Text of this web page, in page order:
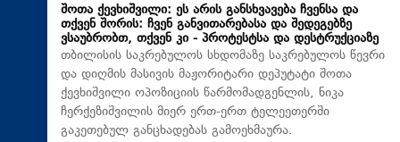
შოთა ქევხიშვილი: ეს არის განსხვავება ჩვენსა და
თქვენ შორის: ჩვენ განვითარებასა და შედეგებზე
ვსაუბრობთ, თქვენ კი - პროტესტსა და დესტრუქციაზე
თბილისის საკრებულოს სხდომაზე საკრებულოს წევრი
და დიღმის მასივის მაჟორიტარი დეპუტატი შოთა
ქევხიშვილი ოპოზიციის წარმომადგენლის, ნიკა
ჩერქეზიშვილის მიერ ერთ-ერთ ტელეეთერში
გაკეთებულ განცხადებას გამოეხმაურა.